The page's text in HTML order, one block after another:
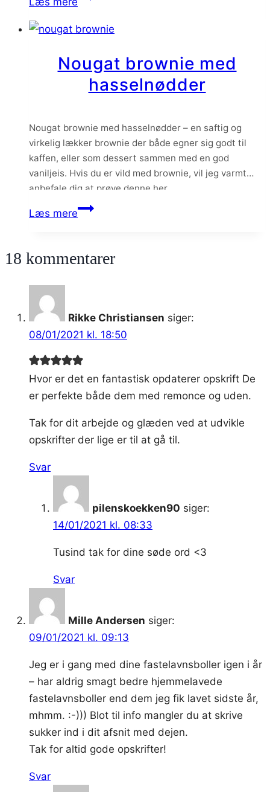
med
og
hørfrø
Nougat brownie med
hasselnødder
Nougat brownie med hasselnødder – en saftig og
virkelig lækker brownie der både egner sig godt til
kaffen, eller som dessert sammen med en god
vaniljeis. Hvis du er vild med brownie, vil jeg varmt
anbefale dig at prøve denne her.
Læs mereNougat
hasselnødder
18 kommentarer
Rikke Christiansen siger:
08/01/2021 kl. 18:50
Hvor er det en fantastisk opdaterer opskrift De
er perfekte både dem med remonce og uden.
Tak for dit arbejde og glæden ved at udvikle
opskrifter der lige er til at gå til.
Svar
pilenskoekken90 siger:
14/01/2021 kl. 08:33
Tusind tak for dine søde ord <3
Svar
Mille Andersen siger:
09/01/2021 kl. 09:13
Jeg er i gang med dine fastelavnsboller igen i år
– har aldrig smagt bedre hjemmelavede
fastelavnsboller end dem jeg fik lavet sidste år,
mhmm. :-))) Blot til info mangler du at skrive
sukker ind i dit afsnit med dejen.
Tak for altid gode opskrifter!
Svar